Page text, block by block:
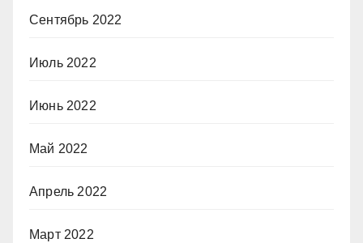
Сентябрь 2022
Июль 2022
Июнь 2022
Май 2022
Апрель 2022
Март 2022